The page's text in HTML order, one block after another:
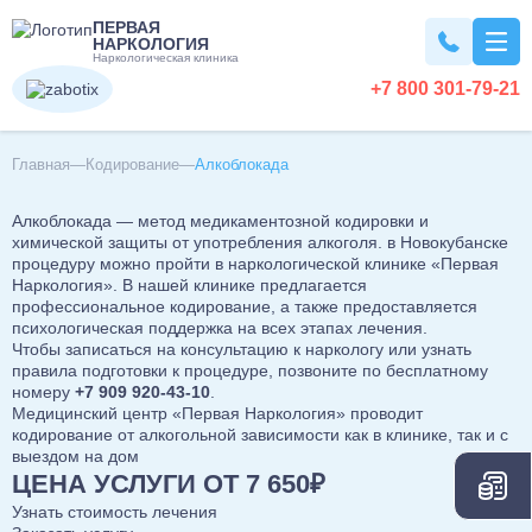
ПЕРВАЯ
НАРКОЛОГИЯ
Наркологическая клиника
+7 800 301-79-21
Вывод из запоя
Вывод из запоя на дому
Вывод из запоя в стационаре
Капельница от запоя
Капельница от алкоголя
Детокс капельница
Вызов нарколога на дом
Детоксикация алкоголиков
Экстренное вытрезвление
Вытрезвление на дому
Наркомания
Лечение наркомании
Снятие ломки
Кодирование наркозависимости
УБОД
Нарколог на дом
Консультация нарколога
Консультация токсиколога
Наркологическая помощь
Алкоголизм
Лечение алкоголизма
Лечение алкоголизма в домашних условиях
Лечение алкоголизма в стационаре
Лечение алкоголизма круглосуточно
Лечение пивного алкоголизма
Нарколог на дом
Кодирование
Кодирование от алкоголизма
Кодирование на дому
Похмелье
Лечение похмелья
Психиатрия
Главная Кодирование Алкоблокада
Алкоблокада — метод медикаментозной кодировки и
химической защиты от употребления алкоголя. в Новокубанске
процедуру можно пройти в наркологической клинике «Первая
Наркология». В нашей клинике предлагается
профессиональное кодирование, а также предоставляется
психологическая поддержка на всех этапах лечения.
Чтобы записаться на консультацию к наркологу или узнать
правила подготовки к процедуре, позвоните по бесплатному
номеру +7 909 920-43-10
Медицинский центр «Первая Наркология» проводит
кодирование от алкогольной зависимости как в клинике, так и с
выездом на дом
ЦЕНА УСЛУГИ ОТ 7 650₽
Узнать стоимость лечения